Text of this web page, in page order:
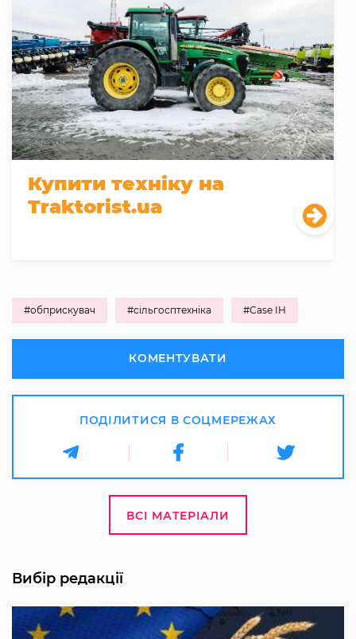
Купити техніку на
Traktorist.ua
#обприскувач #сільгосптехніка #Case IH
КОМЕНТУВАТИ
ПОДІЛИТИСЯ В СОЦМЕРЕЖАХ
ВСІ МАТЕРІАЛИ
Вибір редакції